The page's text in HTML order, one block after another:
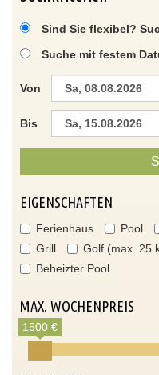
Sind Sie flexibel?
Suche mit festem
Von
Bis
EIGENSCHAFTEN
Ferienhaus Pool
Grill
Golf (max. 25
Beheizter Pool
MAX. WOCHENPREIS
1500 €